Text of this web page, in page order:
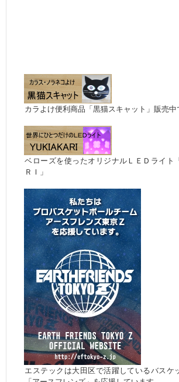
カラよけ便利商品「黒猫スキャット」販売中
ベローズを使ったオリジナルＬＥＤライト
ＲＩ」
エステックは大田区で活躍しているバスケ